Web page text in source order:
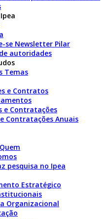
se Newsletter Pilar
autoridades
Temas
e Contratos
e Contratações
Contratações Anuais
pesquisa no Ipea
Estratégico
Organizacional